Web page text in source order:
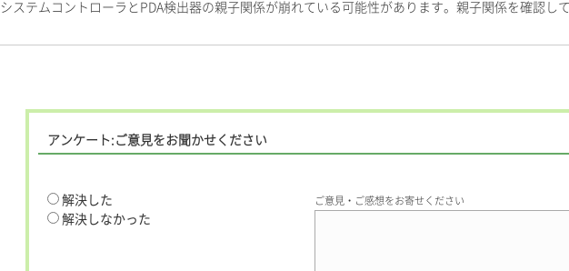
システムコントローラとPDA検出器の親子関係が崩れている可能性があります。親子関係を確認して
アンケート:ご意見をお聞かせください
解決した
解決しなかった
ご意見・ご感想をお寄せください